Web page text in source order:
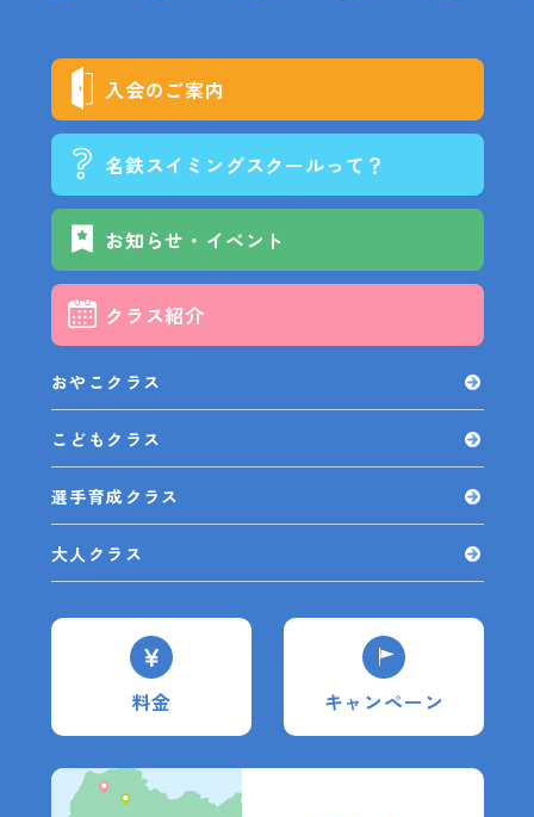
入会のご案内
名鉄スイミングスクールって？
お知らせ・イベント
クラス紹介
おやこクラス
こどもクラス
選手育成クラス
大人クラス
料金 キャンペーン